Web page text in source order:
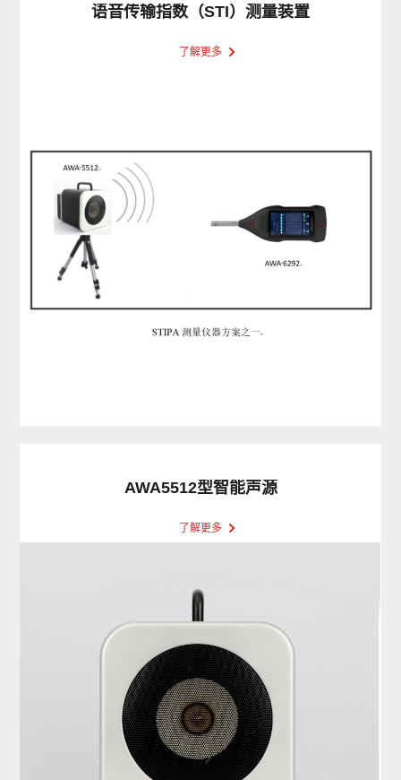
语音传输指数（STI）测量装置
了解更多
AWA5512型智能声源
了解更多